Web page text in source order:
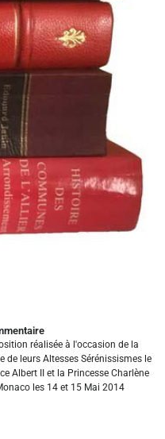
réalisée à l'occasion de la
de leurs Altesses Sérénissismes le
Albert II et la Princesse Charlène
les 14 et 15 Mai 2014